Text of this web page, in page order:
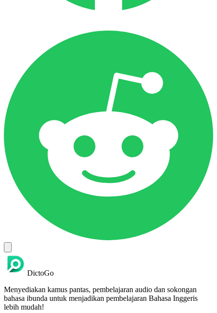
DictoGo
Menyediakan kamus pantas, pembelajaran audio dan sokongan
bahasa ibunda untuk menjadikan pembelajaran Bahasa Inggeris
lebih mudah!